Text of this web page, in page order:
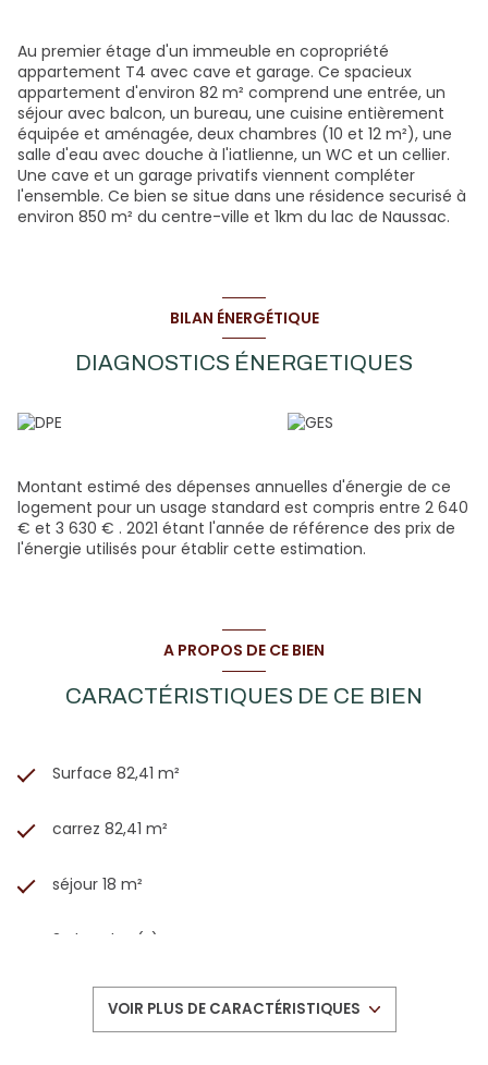
Au premier étage d'un immeuble en copropriété
appartement T4 avec cave et garage. Ce spacieux
appartement d'environ 82 m² comprend une entrée, un
séjour avec balcon, un bureau, une cuisine entièrement
équipée et aménagée, deux chambres (10 et 12 m²), une
salle d'eau avec douche à l'iatlienne, un WC et un cellier.
Une cave et un garage privatifs viennent compléter
l'ensemble. Ce bien se situe dans une résidence securisé à
environ 850 m² du centre-ville et 1km du lac de Naussac.
BILAN ÉNERGÉTIQUE
DIAGNOSTICS ÉNERGETIQUES
Montant estimé des dépenses annuelles d'énergie de ce
logement pour un usage standard est compris entre 2 640
€ et 3 630 € . 2021 étant l'année de référence des prix de
l'énergie utilisés pour établir cette estimation.
A PROPOS DE CE BIEN
CARACTÉRISTIQUES DE CE BIEN
Surface 82,41 m²
carrez 82,41 m²
séjour 18 m²
3 chambre(s)
1 salle(s) d'eau
VOIR PLUS DE CARACTÉRISTIQUES